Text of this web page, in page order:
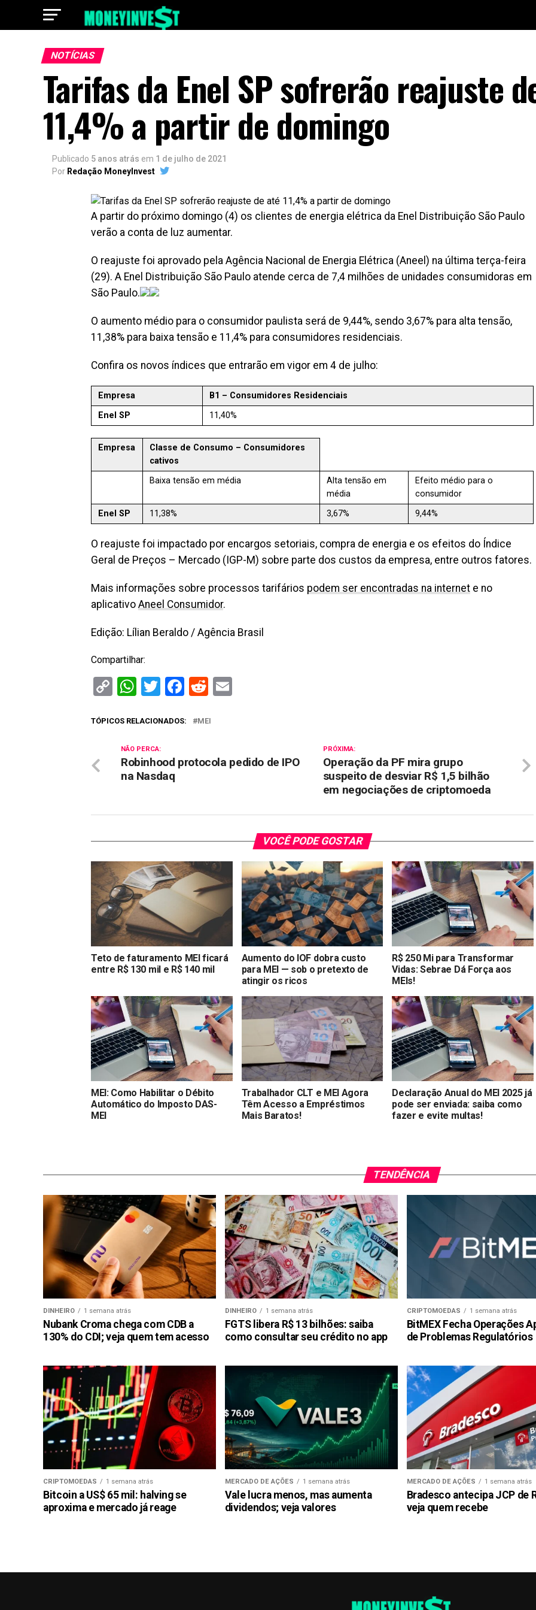
NOTÍCIAS
Tarifas da Enel SP sofrerão reajuste
11,4% a partir de domingo
Publicado 5 anos atrás em 1 de julho de 2021
Por Redação MoneyInvest
A partir do próximo domingo (4) os clientes de energia elétrica da Enel Distribuição São Paulo
verão a conta de luz aumentar.
O reajuste foi aprovado pela Agência Nacional de Energia Elétrica (Aneel) na última terça-feira
(29). A Enel Distribuição São Paulo atende cerca de 7,4 milhões de unidades consumidoras em
São Paulo.
O aumento médio para o consumidor paulista será de 9,44%, sendo 3,67% para alta tensão,
11,38% para baixa tensão e 11,4% para consumidores residenciais.
Confira os novos índices que entrarão em vigor em 4 de julho:
Empresa
B1 – Consumidores Residenciais
Enel SP
11,40%
Empresa
Classe de Consumo – Consumidores
cativos
Baixa tensão em média
Alta tensão em
média
Efeito médio para o
consumidor
Enel SP
11,38% 3,67% 9,44%
O reajuste foi impactado por encargos setoriais, compra de energia e os efeitos do Índice
Geral de Preços – Mercado (IGP-M) sobre parte dos custos da empresa, entre outros fatores.
Mais informações sobre processos tarifários podem ser encontradas na internet e no
aplicativo Aneel Consumidor.
Edição: Lílian Beraldo / Agência Brasil
Compartilhar:
CopyWhatsApp
Twitter
Facebook
Reddit
TÓPICOS RELACIONADOS: MEI
PRÓXIMA:
Operação da PF mira grupo
suspeito de desviar R$ 1,5 bilhão
em negociações de criptomoeda
NÃO PERCA:
Robinhood protocola pedido de IPO
na Nasdaq
VOCÊ PODE GOSTAR
Teto de faturamento MEI ficará
entre R$ 130 mil e R$ 140 mil
Aumento do IOF dobra custo
para MEI — sob o pretexto de
atingir os ricos
R$ 250 Mi para Transformar
Vidas: Sebrae Dá Força aos
MEIs!
MEI: Como Habilitar o Débito
Automático do Imposto DAS-
MEI
Trabalhador CLT e MEI Agora
Têm Acesso a Empréstimos
Mais Baratos!
Declaração Anual do MEI 2025 já
pode ser enviada: saiba como
fazer e evite multas!
TENDÊNCIA
DINHEIRO 1 semana atrás
Nubank Croma chega com CDB a
130% do CDI; veja quem tem acesso
DINHEIRO 1 semana atrás
FGTS libera R$ 13 bilhões: saiba
como consultar seu crédito no app
CRIPTOMOEDAS 1 semana atrás
BitMEX Fecha Operações
de Problemas Regulatórios
CRIPTOMOEDAS 1 semana atrás
Bitcoin a US$ 65 mil: halving se
aproxima e mercado já reage
MERCADO DE AÇÕES 1 semana atrás
Vale lucra menos, mas aumenta
dividendos; veja valores
MERCADO DE AÇÕES 1 semana atrás
Bradesco antecipa JCP de
veja quem recebe